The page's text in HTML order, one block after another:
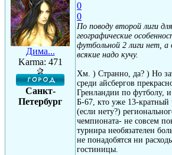
Дима...
Karma: 471
Санкт-
Петербург
0
0
По поводу второй лиги
географические
футбольной 2 лиги нет, а
всякие надо кучу.
Хм. ) Странно, да? ) Но
среди айсбергов
Гренландии по футболу,
Б-67, кто уже 13-
(если нету?)
чемпионата- не совсем
турнира необязателен
не понадобятся ни
гостиницы.